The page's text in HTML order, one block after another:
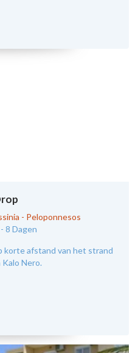
- Peloponnesos
8 Dagen
korte afstand van het strand
Nero.